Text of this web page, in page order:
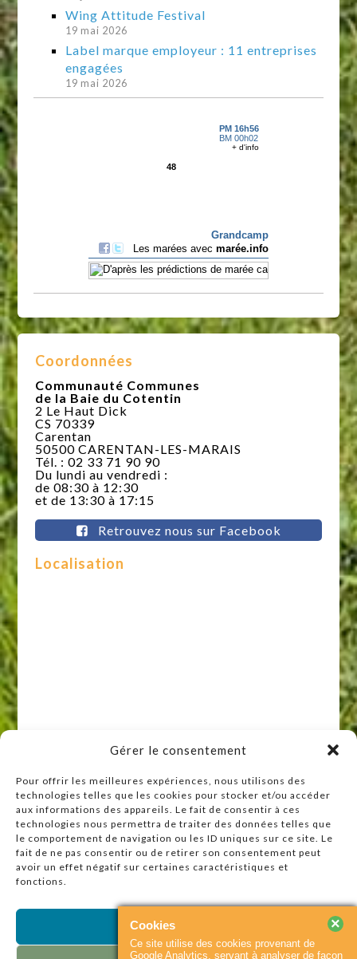
Gérer le consentement
Pour offrir les meilleures expériences, nous utilisons des
technologies telles que les cookies pour stocker et/ou accéder
aux informations des appareils. Le fait de consentir à ces
technologies nous permettra de traiter des données telles que
le comportement de navigation ou les ID uniques sur ce site. Le
fait de ne pas consentir ou de retirer son consentement peut
avoir un effet négatif sur certaines caractéristiques et
fonctions.
Accepter
Wing Attitude Festival
19 mai 2026
Label marque employeur : 11 entreprises
engagées
19 mai 2026
Coordonnées
Communauté Communes
de la Baie du Cotentin
2 Le Haut Dick
CS 70339
Carentan
50500 CARENTAN-LES-MARAIS
Tél. : 02 33 71 90 90
Du lundi au vendredi :
de 08:30 à 12:30
et de 13:30 à 17:15
Retrouvez nous sur Facebook
Localisation
Raccourcis
Accueil
Actualités
Agenda
Plan du site
Cookies
Ce site utilise des cookies provenant de
Google Analytics, servant à analyser de façon
×